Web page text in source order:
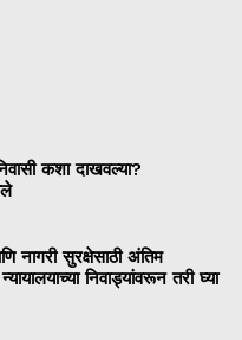
कशा दाखवल्या?
नागरी सुरक्षेसाठी अंतिम
निवाड्यांवरून तरी घ्या